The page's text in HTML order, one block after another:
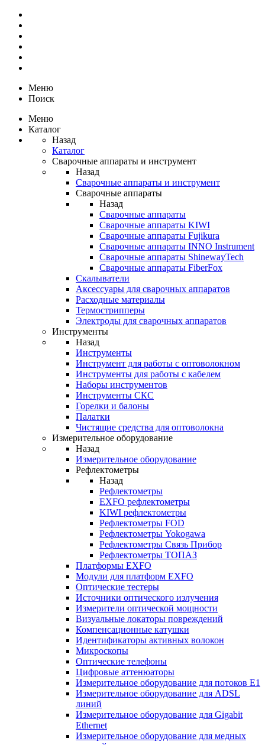
Меню
Поиск
Меню
Каталог
Назад
Каталог
Сварочные аппараты и инструмент
Назад
Сварочные аппараты и инструмент
Сварочные аппараты
Назад
Сварочные аппараты
Сварочные аппараты KIWI
Сварочные аппараты Fujikura
Сварочные аппараты INNO Instrument
Сварочные аппараты ShinewayTech
Cварочные аппараты FiberFox
Скалыватели
Аксессуары для сварочных аппаратов
Расходные материалы
Термострипперы
Электроды для сварочных аппаратов
Инструменты
Назад
Инструменты
Инструмент для работы с оптоволокном
Инструменты для работы с кабелем
Наборы инструментов
Инструменты СКС
Горелки и балоны
Палатки
Чистящие средства для оптоволокна
Измерительное оборудование
Назад
Измерительное оборудование
Рефлектометры
Назад
Рефлектометры
EXFO рефлектометры
KIWI рефлектометры
Рефлектометры FOD
Рефлектометры Yokogawa
Рефлектометры Связь Прибор
Рефлектометры ТОПАЗ
Платформы EXFO
Модули для платформ EXFO
Оптические тестеры
Источники оптического излучения
Измерители оптической мощности
Визуальные локаторы повреждений
Компенсационные катушки
Идентификаторы активных волокон
Микроскопы
Оптические телефоны
Цифровые аттенюаторы
Измерительное оборудование для потоков Е1
Измерительное оборудование для ADSL
линий
Измерительное оборудование для Gigabit
Ethernet
Измерительное оборудование для медных